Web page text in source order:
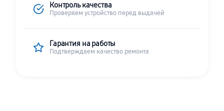
Контроль качества
Проверяем устройство перед выдачей
Гарантия на работы
Подтверждаем качество ремонта